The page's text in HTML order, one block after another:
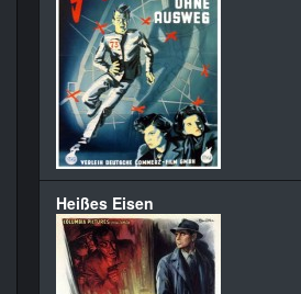
Heißes Eisen